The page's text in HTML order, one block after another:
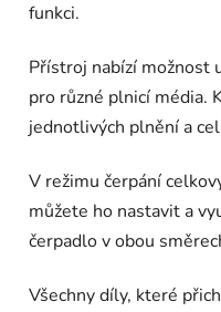
funkci.
Přístroj nabízí možnost
pro různé plnicí média.
jednotlivých plnění a
V režimu čerpání
můžete ho nastavit a
čerpadlo v obou
Všechny díly, které